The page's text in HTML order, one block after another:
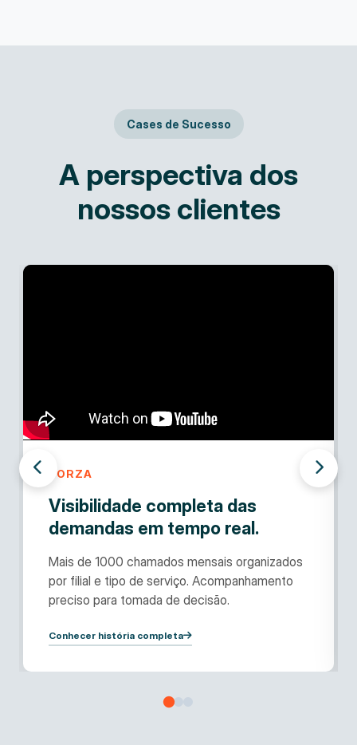
Cases de Sucesso
A perspectiva dos
nossos clientes
FORZA
Visibilidade completa das
demandas em tempo real.
Mais de 1000 chamados mensais organizados
por filial e tipo de serviço. Acompanhamento
preciso para tomada de decisão.
Conhecer história completa